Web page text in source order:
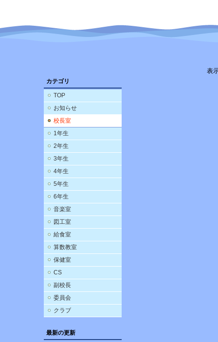
カテゴリ
TOP
お知らせ
校長室
1年生
2年生
3年生
4年生
5年生
6年生
音楽室
図工室
給食室
算数教室
保健室
CS
副校長
委員会
クラブ
最新の更新
表